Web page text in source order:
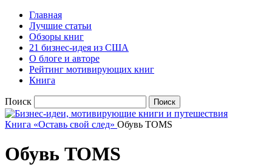
Главная
Лучшие статьи
Обзоры книг
21 бизнес-идея из США
О блоге и авторе
Рейтинг мотивирующих книг
Книга
Поиск
Книга «Оставь свой след» Обувь TOMS
Обувь TOMS